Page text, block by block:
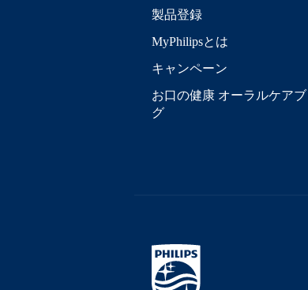
製品登録
MyPhilipsとは
キャンペーン
お口の健康 オーラルケアブ
グ